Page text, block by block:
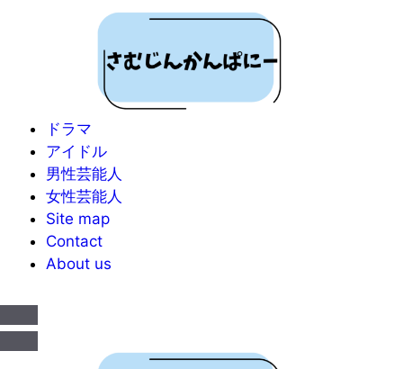
ドラマ
アイドル
男性芸能人
女性芸能人
Site map
Contact
About us